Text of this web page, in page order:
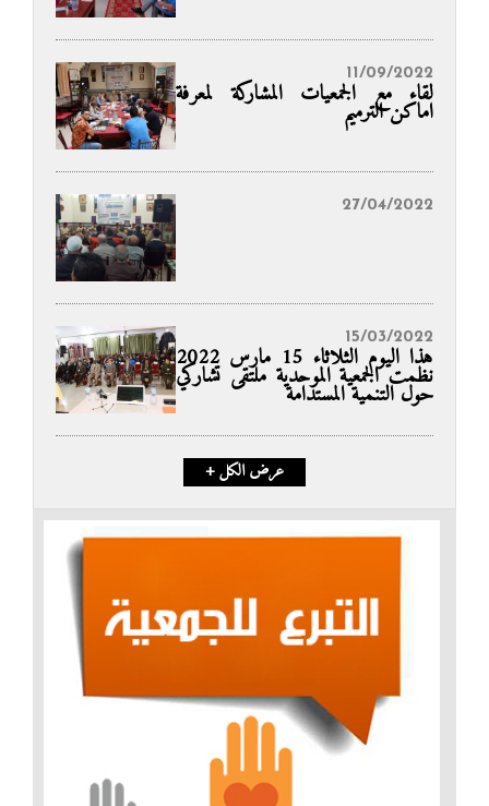
11/09/2022
لقاء مع الجمعيات المشاركة لمعرفة
اماكن الترميم
27/04/2022
15/03/2022
هذا اليوم الثلاثاء 15 مارس 2022
نظمت الجمعية الموحدية ملتقى تشاركي
حول التنمية المستدامة
+ عرض الكل